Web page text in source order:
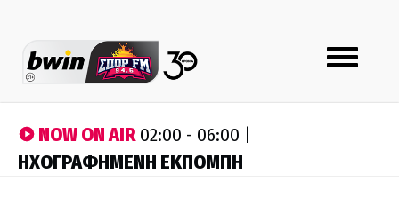
Toggle
navigation
NOW ON AIR02:00 - 06:00 |
ΗΧΟΓΡΑΦΗΜΕΝΗ ΕΚΠΟΜΠΗ